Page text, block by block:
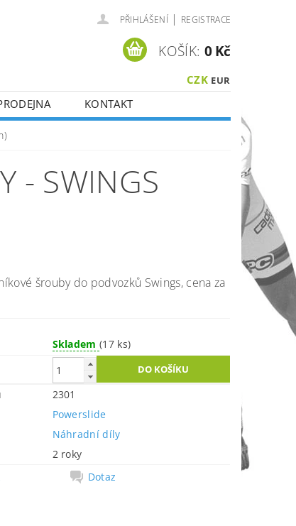
PŘIHLÁŠENÍ | REGISTRACE
CZK EUR
KOŠÍK: 0 Kč
KONTAKT
- SWINGS
šrouby do podvozků Swings, cena za
Skladem(17 ks)
2301
Powerslide
Náhradní díly
2 roky
Dotaz